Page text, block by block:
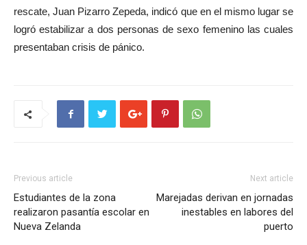
rescate, Juan Pizarro Zepeda, indicó que en el mismo lugar se
logró estabilizar a dos personas de sexo femenino las cuales
presentaban crisis de pánico.
Previous article
Estudiantes de la zona
realizaron pasantía escolar en
Nueva Zelanda
Next article
Marejadas derivan en jornadas
inestables en labores del
puerto